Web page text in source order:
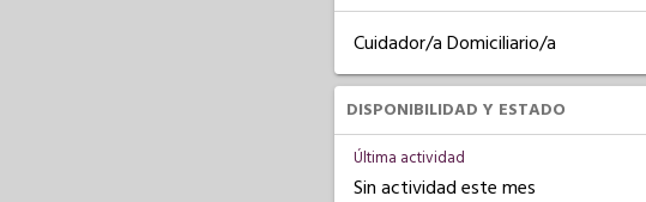
Cuidador/a Domiciliario/a
DISPONIBILIDAD Y ESTADO
Última actividad
Sin actividad este mes